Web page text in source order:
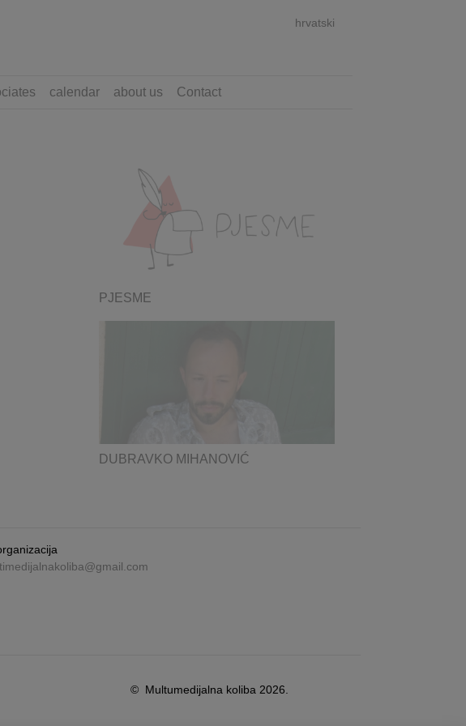
hrvatski
calendar about us Contact
PJESME
DUBRAVKO MIHANOVIĆ
© Multumedijalna koliba 2026.